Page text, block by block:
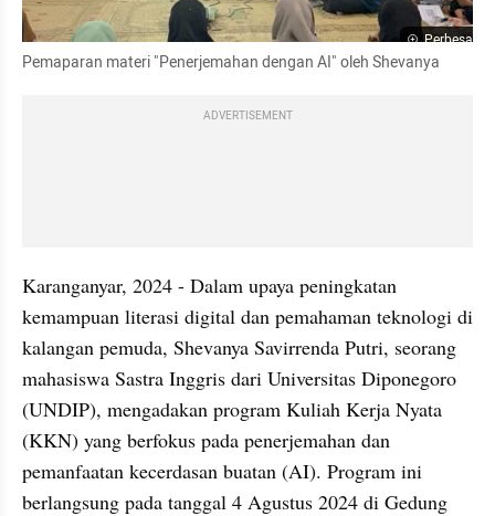
Perbesar
Pemaparan materi "Penerjemahan dengan AI" oleh Shevanya
ADVERTISEMENT
Karanganyar, 2024 - Dalam upaya peningkatan
kemampuan literasi digital dan pemahaman teknologi di
kalangan pemuda, Shevanya Savirrenda Putri, seorang
mahasiswa Sastra Inggris dari Universitas Diponegoro
(UNDIP), mengadakan program Kuliah Kerja Nyata
(KKN) yang berfokus pada penerjemahan dan
pemanfaatan kecerdasan buatan (AI). Program ini
berlangsung pada tanggal 4 Agustus 2024 di Gedung